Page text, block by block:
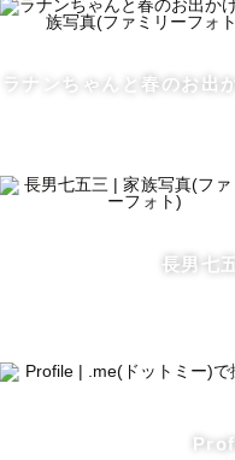
ラナンちゃんと春のお出
長男七